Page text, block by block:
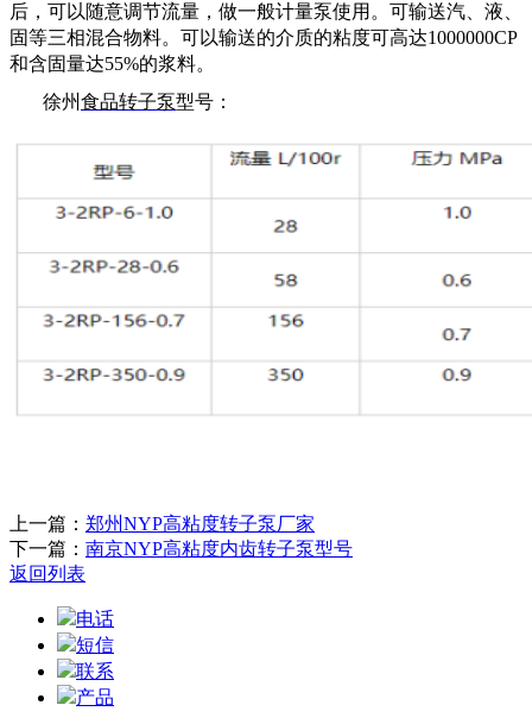
后，可以随意调节流量，做一般计量泵使用。可输送汽、液、
固等三相混合物料。可以输送的介质的粘度可高达1000000CP
和含固量达55%的浆料。
徐州食品转子泵型号：
上一篇： 郑州NYP高粘度转子泵厂家
下一篇： 南京NYP高粘度内齿转子泵型号
返回列表
电话
短信
联系
产品